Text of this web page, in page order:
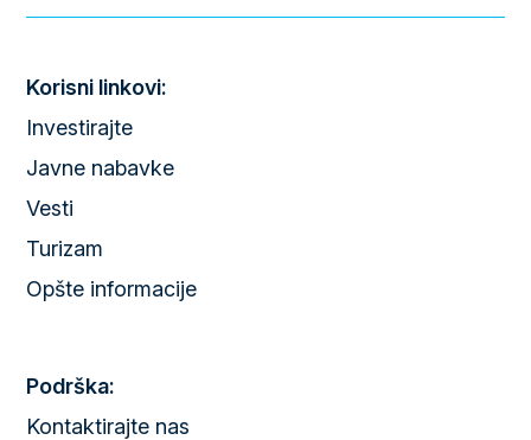
Korisni linkovi:
Investirajte
Javne nabavke
Vesti
Turizam
Opšte informacije
Podrška:
Kontaktirajte nas